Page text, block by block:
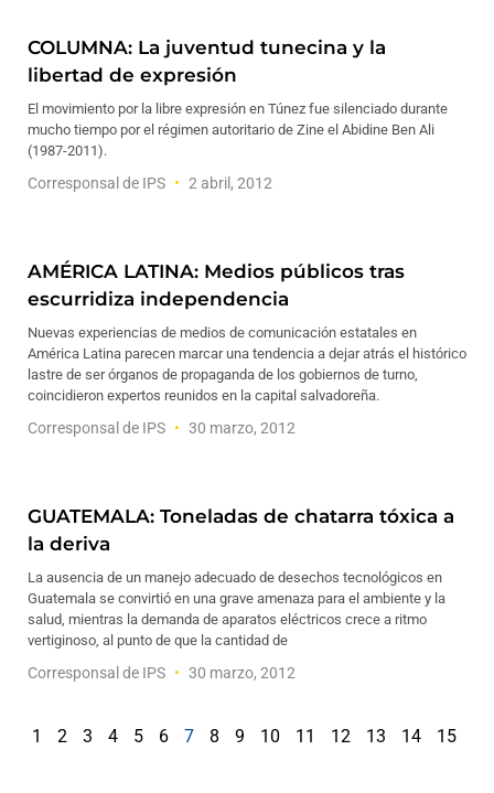
COLUMNA: La juventud tunecina y la
libertad de expresión
El movimiento por la libre expresión en Túnez fue silenciado durante
mucho tiempo por el régimen autoritario de Zine el Abidine Ben Ali
(1987-2011).
Corresponsal de IPS 2 abril, 2012
AMÉRICA LATINA: Medios públicos tras
escurridiza independencia
Nuevas experiencias de medios de comunicación estatales en
América Latina parecen marcar una tendencia a dejar atrás el histórico
lastre de ser órganos de propaganda de los gobiernos de turno,
coincidieron expertos reunidos en la capital salvadoreña.
Corresponsal de IPS 30 marzo, 2012
GUATEMALA: Toneladas de chatarra tóxica a
la deriva
La ausencia de un manejo adecuado de desechos tecnológicos en
Guatemala se convirtió en una grave amenaza para el ambiente y la
salud, mientras la demanda de aparatos eléctricos crece a ritmo
vertiginoso, al punto de que la cantidad de
Corresponsal de IPS 30 marzo, 2012
1 2 3 4 5 6 7 8 9 10 11 12 13 14 15